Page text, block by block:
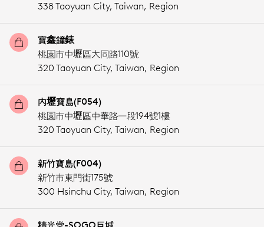
338 Taoyuan City, Taiwan, Region
寶鑫鐘錶
桃園市中壢區大同路110號
320 Taoyuan City, Taiwan, Region
內壢寶島(F054)
桃園市中壢區中華路一段194號1樓
320 Taoyuan City, Taiwan, Region
新竹寶島(F004)
新竹市東門街175號
300 Hsinchu City, Taiwan, Region